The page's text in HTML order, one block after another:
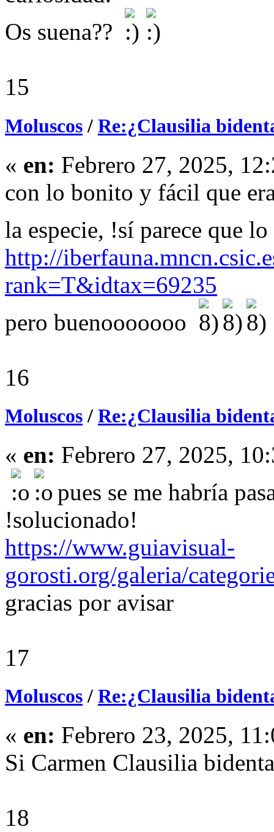
Os suena??
15
Moluscos / Re:¿Clausilia
« en: Febrero 27, 2025,
con lo bonito y fácil que
la especie, !sí parece que
http://
rank=T&idtax=69235
pero buenooooooo
16
Moluscos / Re:¿Clausilia
« en: Febrero 27, 2025,
pues se me habría
!solucionado!
https://www.guiavisual-
gorosti.org/galeria/
gracias por avisar
17
Moluscos/ Re:¿Clausilia
« en: Febrero 23, 2025,
Si Carmen Clausilia
18